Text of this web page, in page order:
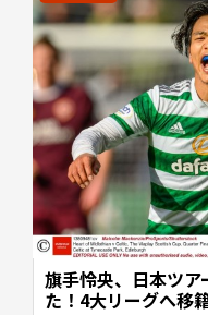
旗手怜央、日本ツ
た！4大リーグへ移